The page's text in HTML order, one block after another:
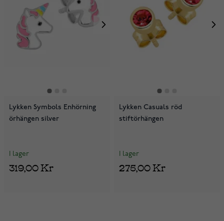
Lykken Symbols Enhörning
örhängen silver
I lager
319,00 Kr
Lykken Casuals röd
stiftörhängen
I lager
275,00 Kr